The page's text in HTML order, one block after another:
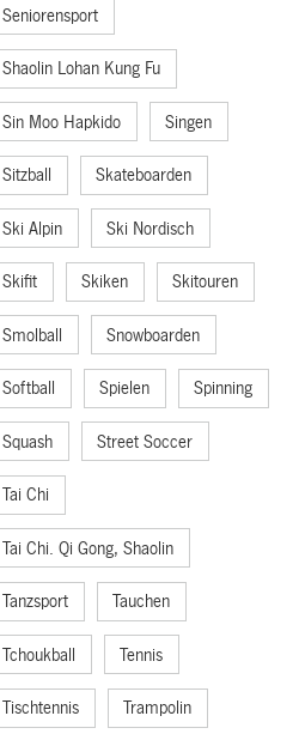
Seniorensport
Shaolin Lohan Kung Fu
Sin Moo Hapkido Singen
Sitzball Skateboarden
Ski Alpin Ski Nordisch
Skifit Skiken Skitouren
Smolball Snowboarden
Softball Spielen Spinning
Squash Street Soccer
Tai Chi
Tai Chi. Qi Gong, Shaolin
Tanzsport Tauchen
Tchoukball Tennis
Tischtennis Trampolin